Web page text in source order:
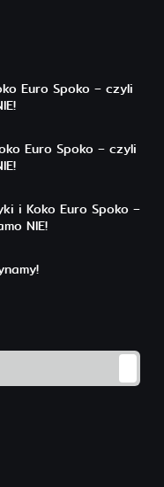
Euro Spoko – czyli
Euro Spoko – czyli
i Koko Euro Spoko –
NIE!